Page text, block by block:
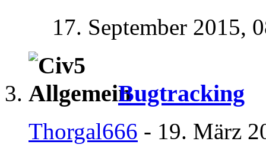
17. September 2015,
Bugtracking
Thorgal666 - 19. März